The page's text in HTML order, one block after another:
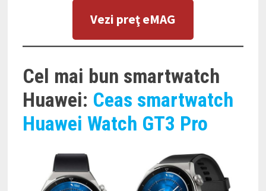
Vezi preţ eMAG
Cel mai bun smartwatch
Huawei: Ceas smartwatch
Huawei Watch GT3 Pro